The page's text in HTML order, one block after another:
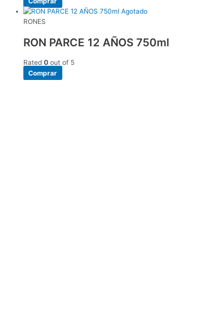
Agotado
RONES
RON PARCE 12 AÑOS 750ml
Rated 0 out of 5
Comprar